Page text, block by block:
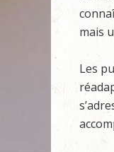
mais
Les